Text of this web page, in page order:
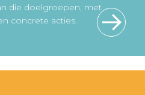
die doelgroepen, met
concrete acties.